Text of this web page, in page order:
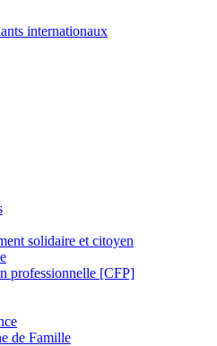
internationaux
solidaire et citoyen
professionnelle [CFP]
de Famille